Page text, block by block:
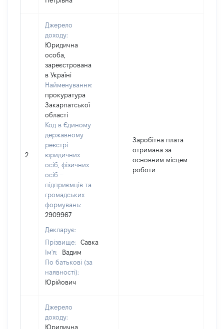
2
Джерело
доходу:
Юридична
особа,
зареєстрована
в Україні
Найменування:
прокуратура
Закарпатської
області
Код в Єдиному
державному
реєстрі
юридичних
осіб, фізичних
осіб –
підприємців та
громадських
формувань:
2909967
Декларує:
Прізвище:
Савка
Ім'я:
Вадим
По батькові (за
наявності):
Юрійович
Заробітна плата
отримана за
основним місцем
роботи
Джерело
доходу:
Юридична